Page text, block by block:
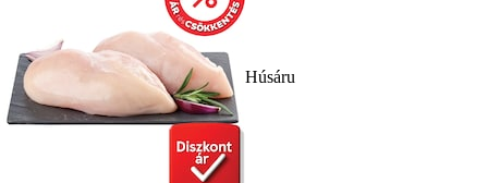
Húsáru